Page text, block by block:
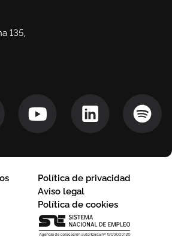
135,
Política de privacidad
Aviso legal
Política de cookies